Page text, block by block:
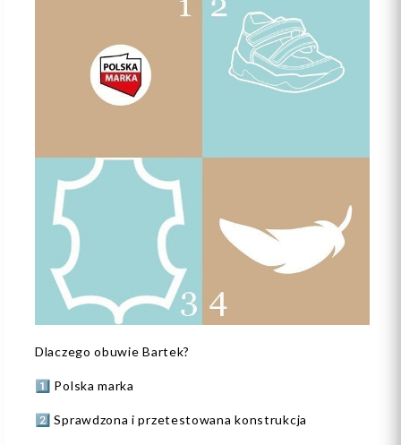
Dlaczego obuwie Bartek?
1️⃣ Polska marka
2️⃣ Sprawdzona i przetestowana konstrukcja